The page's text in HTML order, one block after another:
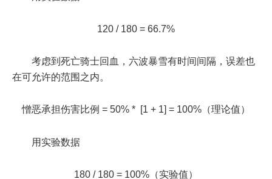
120 / 180 = 66.7%
考虑到死亡骑士回血，六波暴雪有时间间隔，误差也
在可允许的范围之内。
憎恶承担伤害比例 = 50% * [1 + 1] = 100%（理论值）
用实验数据
180 / 180 = 100%（实验值）